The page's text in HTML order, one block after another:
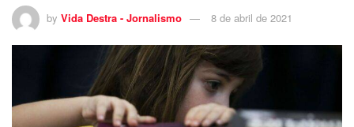
by Vida Destra - Jornalismo 8 de abril de 2021